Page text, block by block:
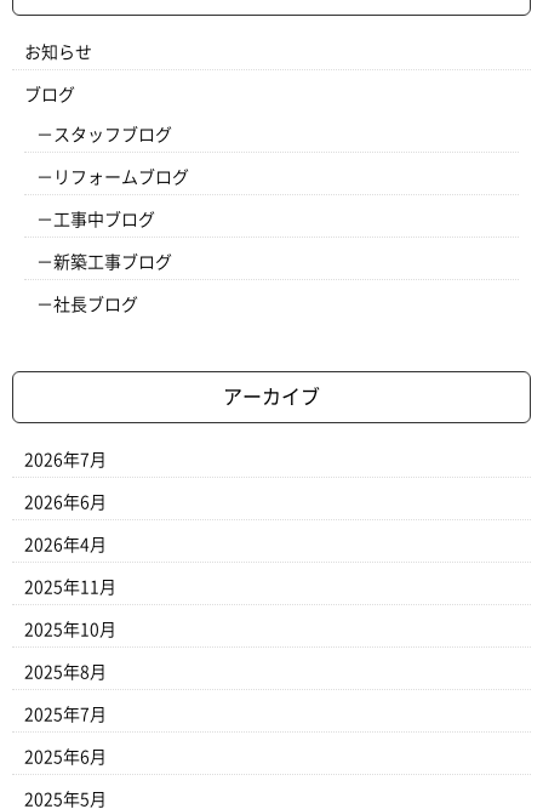
お知らせ
ブログ
スタッフブログ
リフォームブログ
工事中ブログ
新築工事ブログ
社長ブログ
アーカイブ
2026年7月
2026年6月
2026年4月
2025年11月
2025年10月
2025年8月
2025年7月
2025年6月
2025年5月